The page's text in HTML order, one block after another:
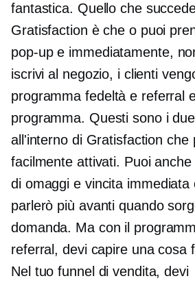
fantastica. Quello che
Gratisfaction è che o puoi
pop-upe immediatamente,
iscrivi al negozio, i clienti
programma fedeltà e referral
programma. Questi sono i
all'interno di Gratisfaction che
facilmente attivati. Puoi
di omaggi e vincita immediata
parlerò più avanti quando
domanda. Ma con il
referral, devi capire una cosa
Nel tuo funnel di vendita, devi